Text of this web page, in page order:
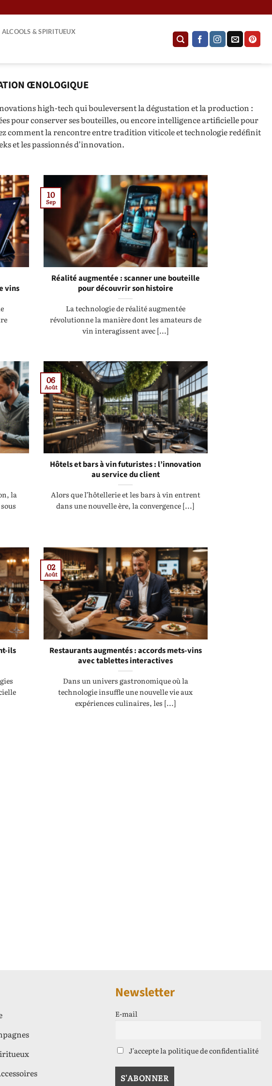
ALCOOLS & SPIRITUEUX
ŒNOLOGIQUE
high-tech qui bouleversent la dégustation et la production :
pour conserver ses bouteilles, ou encore intelligence artificielle pour
comment la rencontre entre tradition viticole et technologie redéfinit
et les passionnés d’innovation.
vins
Réalité augmentée : scanner une bouteille
pour découvrir son histoire
La technologie de réalité augmentée
révolutionne la manière dont les amateurs de
vin interagissent avec [...]
10
Sep
la
Hôtels et bars à vin futuristes : l’innovation
au service du client
Alors que l’hôtellerie et les bars à vin entrent
dans une nouvelle ère, la convergence [...]
06
Août
ils
Restaurants augmentés : accords mets-vins
avec tablettes interactives
Dans un univers gastronomique où la
technologie insuffle une nouvelle vie aux
expériences culinaires, les [...]
02
Août
Newsletter
E-mail
J'accepte la politique de confidentialité